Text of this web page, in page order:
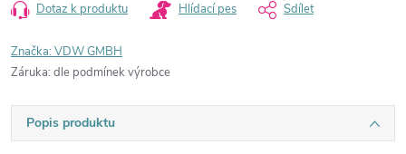
Dotaz k produktu Hlídací pes Sdílet
Značka:VDW GMBH
Záruka: dle podmínek výrobce
Popis produktu